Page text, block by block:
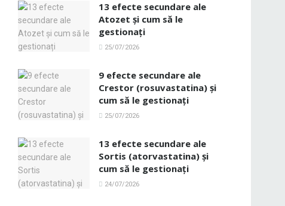
13 efecte secundare ale
Atozet și cum să le
gestionați
25/07/2026
9 efecte secundare ale
Crestor (rosuvastatina) și
cum să le gestionați
25/07/2026
13 efecte secundare ale
Sortis (atorvastatina) și
cum să le gestionați
24/07/2026